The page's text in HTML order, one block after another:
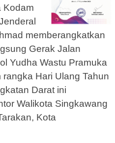
Kodam
memberangkatkan
Gerak Jalan
Yudha Wastu Pramuka
Hari Ulang Tahun
Darat ini
Walikota Singkawang
Kota